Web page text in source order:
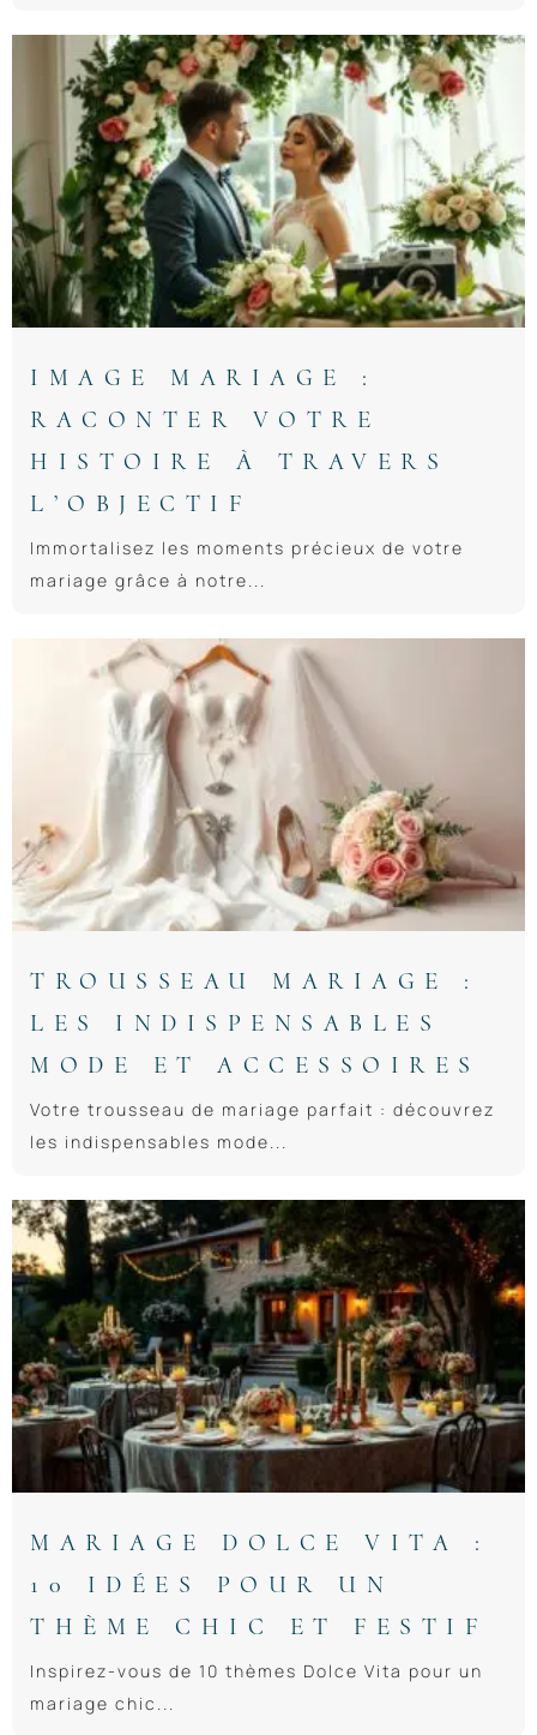
IMAGE MARIAGE :
RACONTER VOTRE
HISTOIRE À TRAVERS
L’OBJECTIF
Immortalisez les moments précieux de votre
mariage grâce à notre...
TROUSSEAU MARIAGE :
LES INDISPENSABLES
MODE ET ACCESSOIRES
Votre trousseau de mariage parfait : découvrez
les indispensables mode...
MARIAGE DOLCE VITA :
10 IDÉES POUR UN
THÈME CHIC ET FESTIF
Inspirez-vous de 10 thèmes Dolce Vita pour un
mariage chic...